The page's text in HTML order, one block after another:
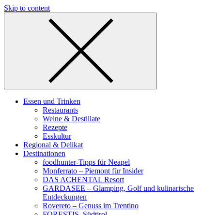
Skip to content
Essen und Trinken
Restaurants
Weine & Destillate
Rezepte
Esskultur
Regional & Delikat
Destinationen
foodhunter-Tipps für Neapel
Monferrato – Piemont für Insider
DAS ACHENTAL Resort
GARDASEE – Glamping, Golf und kulinarische
Entdeckungen
Rovereto – Genuss im Trentino